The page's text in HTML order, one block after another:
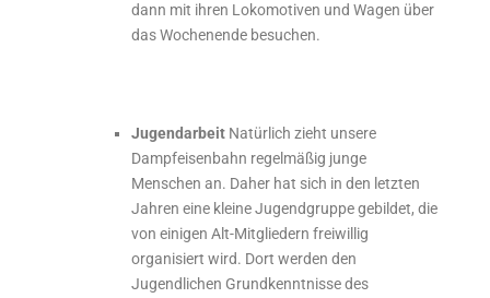
dann mit ihren Lokomotiven und Wagen über
das Wochenende besuchen.
Jugendarbeit Natürlich zieht unsere
Dampfeisenbahn regelmäßig junge
Menschen an. Daher hat sich in den letzten
Jahren eine kleine Jugendgruppe gebildet, die
von einigen Alt-Mitgliedern freiwillig
organisiert wird. Dort werden den
Jugendlichen Grundkenntnisse des